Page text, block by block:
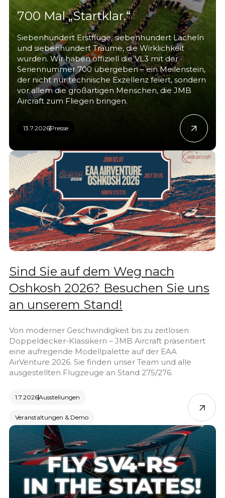
700 Mal „Startklar.“
Siebenhundert Erstflüge, siebenhundert Lächeln
und siebenhundert Träume, die Wirklichkeit
wurden. Wir haben offiziell die VL3 mit der
Seriennummer 700 übergeben – ein Meilenstein,
der nicht nur technische Exzellenz feiert, sondern
vor allem die großartigen Menschen, die JMB
Aircraft zum Fliegen bringen.
13.7.2026Presse
Sind Sie auf dem Weg nach
Oshkosh 2026? Besuchen Sie uns
an unserem Stand!
Von moderner Geschwindigkeit bis zu zeitlosen
Doppeldecker-Klassikern – JMB Aircraft präsentiert
eine aufregende Modellpalette auf der EAA
AirVenture 2026. Sie finden unser Team und alle
ausgestellten Flugzeuge an Stand 275/276.
1.7.2026Ausstellungen
Veranstaltungen & Demo